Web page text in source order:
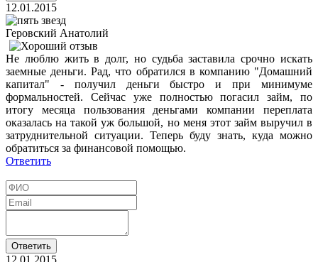
12.01.2015
Геровский Анатолий
Не люблю жить в долг, но судьба заставила срочно искать
заемные деньги. Рад, что обратился в компанию "Домашний
капитал" - получил деньги быстро и при минимуме
формальностей. Сейчас уже полностью погасил займ, по
итогу месяца пользования деньгами компании переплата
оказалась на такой уж большой, но меня этот займ выручил в
затруднительной ситуации. Теперь буду знать, куда можно
обратиться за финансовой помощью.
Ответить
12.01.2015